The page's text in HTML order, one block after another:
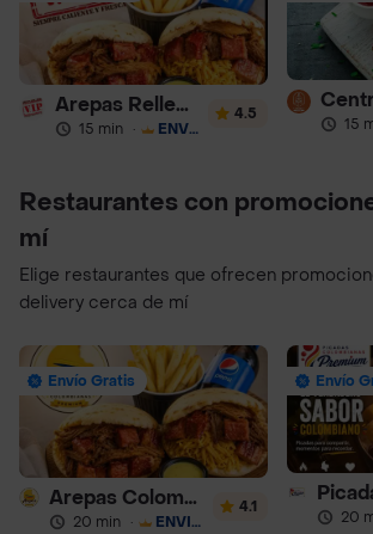
Arepas Rellenas Vip
15 min · ENVÍO GRATIS
4.5
15
Restaurantes con
mí
Elige restaurantes que ofrecen
delivery cerca de mí
Envío Gratis
Arepas Colombianas Premium
20 min · ENVÍO GRATIS
4.1
Envío
20